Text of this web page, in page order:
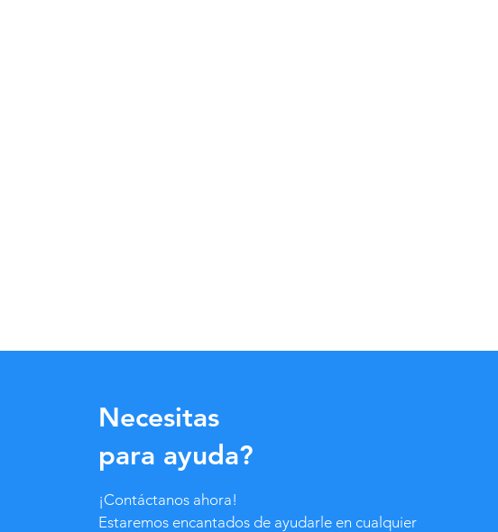
Necesitas
para ayuda?
¡Contáctanos ahora!
Estaremos encantados de ayudarle en cualquier